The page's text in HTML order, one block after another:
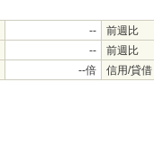
--
前週比
--
前週比
--倍 信用/貸借